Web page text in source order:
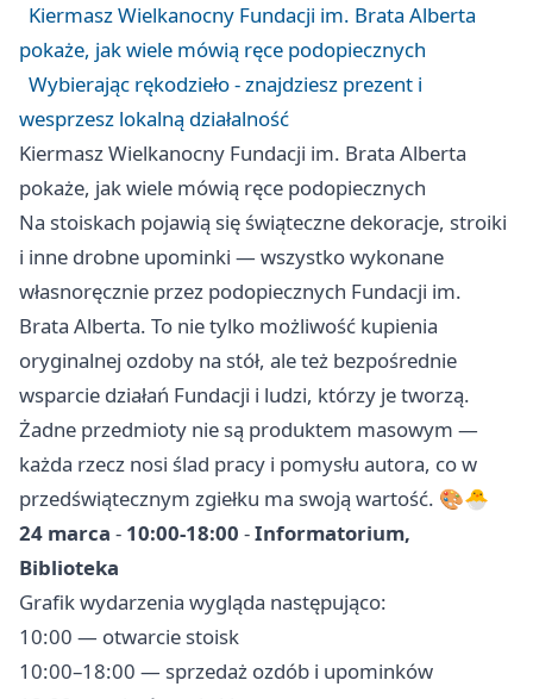
Kiermasz Wielkanocny Fundacji im. Brata Alberta
pokaże, jak wiele mówią ręce podopiecznych
Wybierając rękodzieło - znajdziesz prezent i
wesprzesz lokalną działalność
Kiermasz Wielkanocny Fundacji im. Brata Alberta
pokaże, jak wiele mówią ręce podopiecznych
Na stoiskach pojawią się świąteczne dekoracje, stroiki
i inne drobne upominki — wszystko wykonane
własnoręcznie przez podopiecznych Fundacji im.
Brata Alberta. To nie tylko możliwość kupienia
oryginalnej ozdoby na stół, ale też bezpośrednie
wsparcie działań Fundacji i ludzi, którzy je tworzą.
Żadne przedmioty nie są produktem masowym —
każda rzecz nosi ślad pracy i pomysłu autora, co w
przedświątecznym zgiełku ma swoją wartość. 🎨🐣
24 marca - 10:00-18:00 -Informatorium,
Biblioteka
Grafik wydarzenia wygląda następująco:
10:00 — otwarcie stoisk
10:00–18:00 — sprzedaż ozdób i upominków